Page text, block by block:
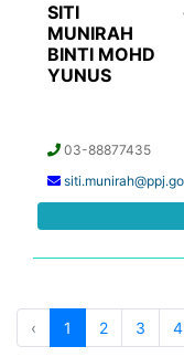
SITI
MUNIRAH
BINTI MOHD
YUNUS
03-88877435
‹ 1 2 3 4